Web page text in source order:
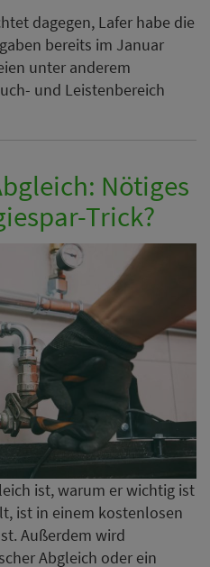
dagegen, Lafer habe die
bereits im Januar
unter anderem
und Leistenbereich
Nötiges
Trick?
ist, warum er wichtig ist
ist in einem kostenlosen
Außerdem wird
Abgleich oder ein